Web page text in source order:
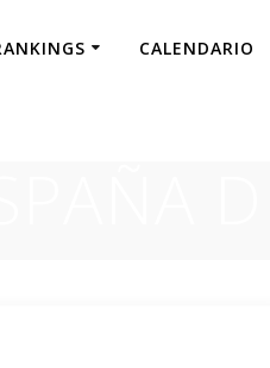
CALENDARIO